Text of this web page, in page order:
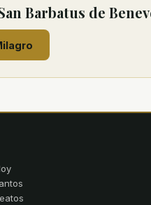
Barbatus de